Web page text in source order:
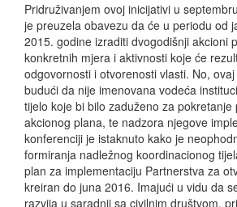
Pridruživanjem ovoj inicijativi u
je preuzela obavezu da će u periodu od
2015. godine izraditi dvogodišnji akcioni
konkretnih mjera i aktivnosti koje će
odgovornosti i otvorenosti vlasti. No,
budući da nije imenovana vodeća
tijelo koje bi bilo zaduženo za pokretanje
akcionog plana, te nadzora njegove
konferenciji je istaknuto kako je
formiranja nadležnog koordinacionog
plan za implementaciju Partnerstva za
kreiran do juna 2016. Imajući u vidu da
razvija u saradnji sa civilnim društvom,